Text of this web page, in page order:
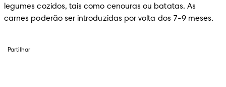
legumes cozidos, tais como cenouras ou batatas. As
carnes poderão ser introduzidas por volta dos 7-9 meses.
Partilhar